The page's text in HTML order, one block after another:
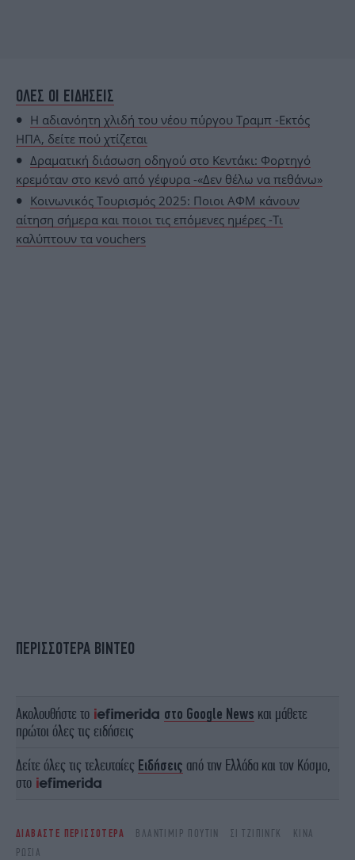
ΟΛΕΣ ΟΙ ΕΙΔΗΣΕΙΣ
Η αδιανόητη χλιδή του νέου πύργου Τραμπ -Εκτός
ΗΠΑ, δείτε πού χτίζεται
Δραματική διάσωση οδηγού στο Κεντάκι: Φορτηγό
κρεμόταν στο κενό από γέφυρα -«Δεν θέλω να πεθάνω»
Κοινωνικός Τουρισμός 2025: Ποιοι ΑΦΜ κάνουν
αίτηση σήμερα και ποιοι τις επόμενες ημέρες -Τι
καλύπτουν τα vouchers
ΠΕΡΙΣΣΟΤΕΡΑ ΒΙΝΤΕΟ
Ακολουθήστε το στο Google News και μάθετε
πρώτοι όλες τις ειδήσεις
Δείτε όλες τις τελευταίες Ειδήσεις από την Ελλάδα και τον Κόσμο,
στο
ΔΙΑΒΑΣΤΕ ΠΕΡΙΣΣΟΤΕΡΑ ΒΛΆΝΤΙΜΙΡ ΠΟΎΤΙΝ ΣΙ ΤΖΙΠΊΝΓΚ
ΚΊΝΑ
ΡΩΣΙΑ